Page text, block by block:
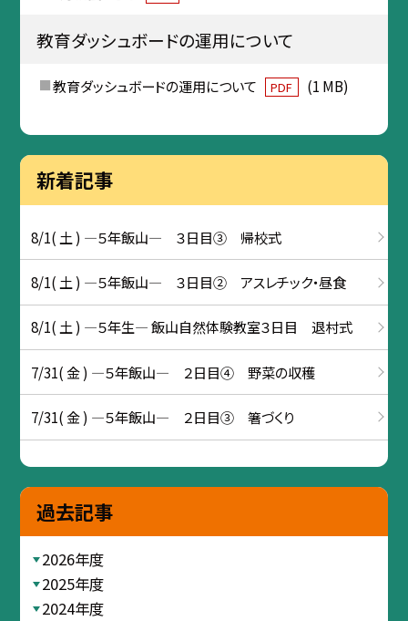
教育ダッシュボードの運用について
教育ダッシュボードの運用について PDF (1 MB)
新着記事
8/1( 土 ) ―５年飯山― ３日目③ 帰校式
8/1( 土 ) ―５年飯山― ３日目② アスレチック・昼食
8/1( 土 ) ―５年生― 飯山自然体験教室３日目 退村式
7/31( 金 ) ―５年飯山― ２日目④ 野菜の収穫
7/31( 金 ) ―５年飯山― ２日目③ 箸づくり
過去記事
2026年度
2025年度
2024年度